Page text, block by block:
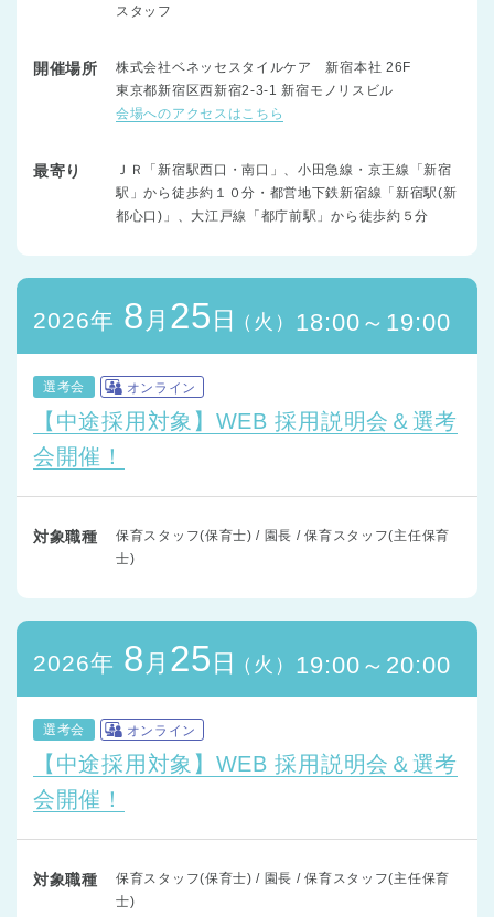
スタッフ
開催場所
株式会社ベネッセスタイルケア 新宿本社 26F
東京都新宿区西新宿2-3-1 新宿モノリスビル
会場へのアクセスはこちら
最寄り
ＪＲ「新宿駅西口・南口」、小田急線・京王線「新宿
駅」から徒歩約１０分・都営地下鉄新宿線「新宿駅(新
都心口)」、大江戸線「都庁前駅」から徒歩約５分
2026年 8 月 25 日 （火） 18:00～19:00
選考会 オンライン
【中途採用対象】WEB 採用説明会＆選考
会開催！
対象職種
保育スタッフ(保育士) / 園長 / 保育スタッフ(主任保育
士)
2026年 8 月 25 日 （火） 19:00～20:00
選考会 オンライン
【中途採用対象】WEB 採用説明会＆選考
会開催！
対象職種
保育スタッフ(保育士) / 園長 / 保育スタッフ(主任保育
士)